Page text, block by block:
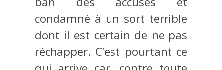
condamné à un sort terrible
dont il est certain de ne pas
réchapper. C’est pourtant ce